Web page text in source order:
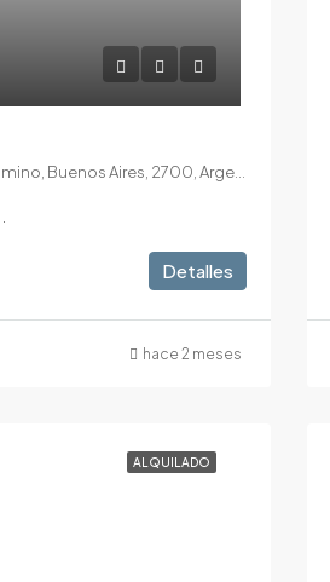
Detalles
hace 2 meses
ALQUILADO